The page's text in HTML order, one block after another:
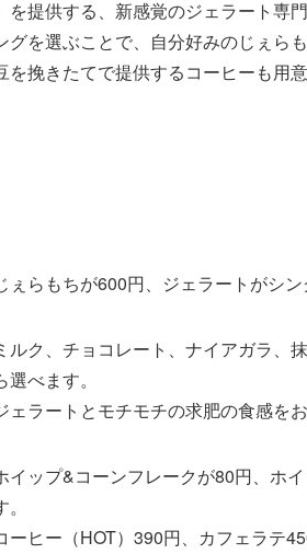
提供する、新感覚のジェラート専門
を選ぶことで、自分好みのじぇらも
挽きたてで提供するコーヒーも用意
紹介
らもちが600円、ジェラートがシン
ルク、チョコレート、ナイアガラ、
べます。
ラートとモチモチの求肥の食感をお
イップ&コーンフレークが80円、ホ
ーヒー（HOT）390円、カフェラテ